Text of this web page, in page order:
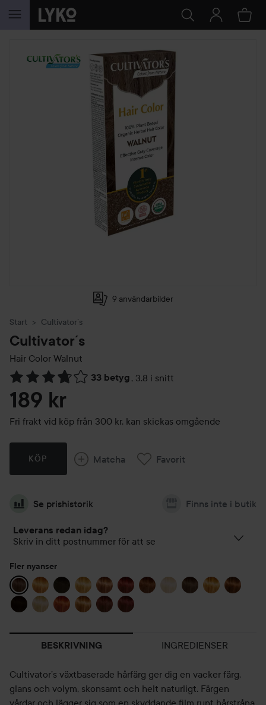
HOPPA TILL INNEHÅLLET
9 användarbilder
Start Cultivator´s
Cultivator´s
Hair Color Walnut
33 betyg , 3.8 i snitt
Hoppa till Betyg & kommentarer
189 kr
Fri frakt vid köp från 300 kr, kan skickas omgående
KÖP Matcha Favorit
Se prishistorik Finns inte i butik
Leverans redan idag?
Skriv in ditt postnummer för att se
Fler nyanser
BESKRIVNING INGREDIENSER
Cultivator’s växtbaserade hårfärg ger dig en vacker färg,
glans och volym, skonsamt och helt naturligt. Färgen
vårdar och lägger sig som en skyddande film runt hårstråna.